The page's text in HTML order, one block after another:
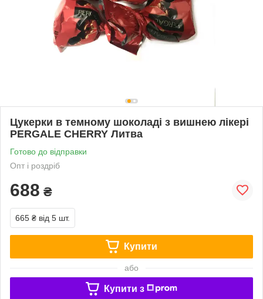
Цукерки в темному шоколаді з вишнею лікері
PERGALE CHERRY Литва
Готово до відправки
Опт і роздріб
688 ₴
665 ₴ від 5 шт.
Купити
або
Купити з